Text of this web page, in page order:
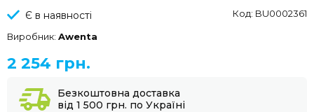
Є в наявності Код: BU0002361
Виробник: Awenta
2 254 грн.
Безкоштовна доставка
від 1 500 грн. по Україні